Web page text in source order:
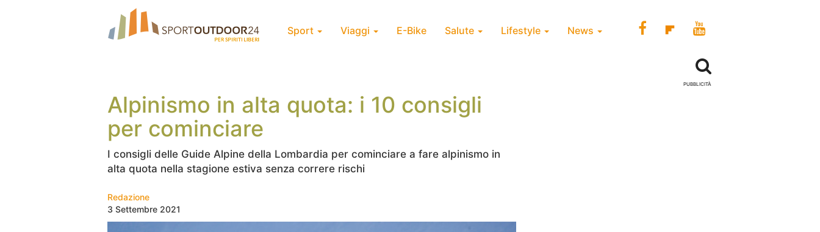
Sport Viaggi E-Bike Salute Lifestyle News
Alpinismo in alta quota: i 10 consigli
per cominciare
I consigli delle Guide Alpine della Lombardia per cominciare a fare alpinismo in
alta quota nella stagione estiva senza correre rischi
Redazione
3 Settembre 2021
PUBBLICITÀ